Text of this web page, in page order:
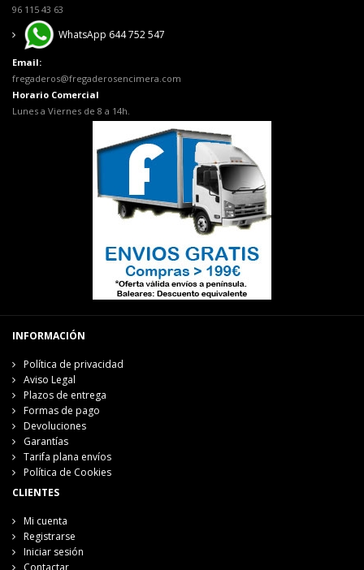
96 115 43 63
WhatsApp 644 752 547
Email:
fregaderos@fregaderosencimera.com
Horario Comercial
Lunes a Viernes de 8 a 14h.
INFORMACIÓN
Política de privacidad
Aviso Legal
Plazos de entrega
Formas de pago
Devoluciones
Garantías
Tarifa plana envíos
Política de Cookies
CLIENTES
Mi cuenta
Registrarse
Iniciar sesión